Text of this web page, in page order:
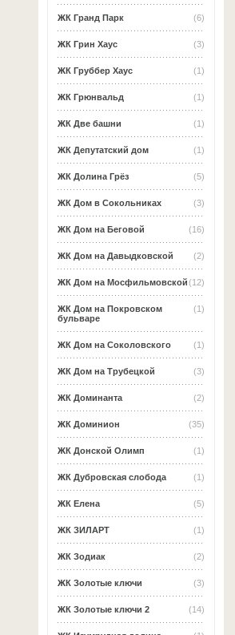
(6)
ЖК Гранд Парк
(3)
ЖК Грин Хаус
(1)
ЖК Груббер Хаус
(1)
ЖК Грюнвальд
(1)
ЖК Две башни
(1)
ЖК Депутатский дом
(5)
ЖК Долина Грёз
(3)
ЖК Дом в Сокольниках
(16)
ЖК Дом на Беговой
(2)
ЖК Дом на Давыдковской
(12)
ЖК Дом на Мосфильмовской
(1)
ЖК Дом на Покровском
бульваре
(1)
ЖК Дом на Соколовского
(3)
ЖК Дом на Трубецкой
(2)
ЖК Доминанта
(35)
ЖК Доминион
(1)
ЖК Донской Олимп
(1)
ЖК Дубровская слобода
(5)
ЖК Елена
(1)
ЖК ЗИЛАРТ
(2)
ЖК Зодиак
(3)
ЖК Золотые ключи
(14)
ЖК Золотые ключи 2